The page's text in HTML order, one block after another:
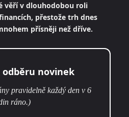
věří v dlouhodobou roli
přestože trh dnes
přísněji než dříve.
odběru novinek
pravidelně každý den v 6
ráno.)